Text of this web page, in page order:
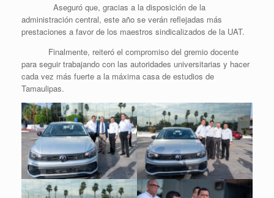
Aseguró que, gracias a la disposición de la
administración central, este año se verán reflejadas más
prestaciones a favor de los maestros sindicalizados de la UAT.
Finalmente, reiteró el compromiso del gremio docente
para seguir trabajando con las autoridades universitarias y hacer
cada vez más fuerte a la máxima casa de estudios de
Tamaulipas.